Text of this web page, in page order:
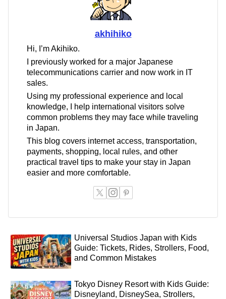
akhihiko
Hi, I’m Akihiko.
I previously worked for a major Japanese
telecommunications carrier and now work in IT
sales.
Using my professional experience and local
knowledge, I help international visitors solve
common problems they may face while traveling
in Japan.
This blog covers internet access, transportation,
payments, shopping, local rules, and other
practical travel tips to make your stay in Japan
easier and more comfortable.
Universal Studios Japan with Kids
Guide: Tickets, Rides, Strollers, Food,
and Common Mistakes
Tokyo Disney Resort with Kids Guide:
Disneyland, DisneySea, Strollers,